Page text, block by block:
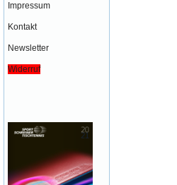
Impressum
Kontakt
Newsletter
Widerruf